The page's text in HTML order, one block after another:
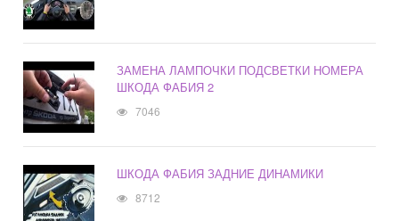
ЗАМЕНА ЛАМПОЧКИ ПОДСВЕТКИ НОМЕРА
ШКОДА ФАБИЯ 2
7046
ШКОДА ФАБИЯ ЗАДНИЕ ДИНАМИКИ
8712